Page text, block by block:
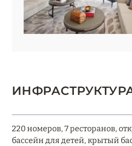
220 номеров, 7 ресторанов,
бассейн для детей, крытый